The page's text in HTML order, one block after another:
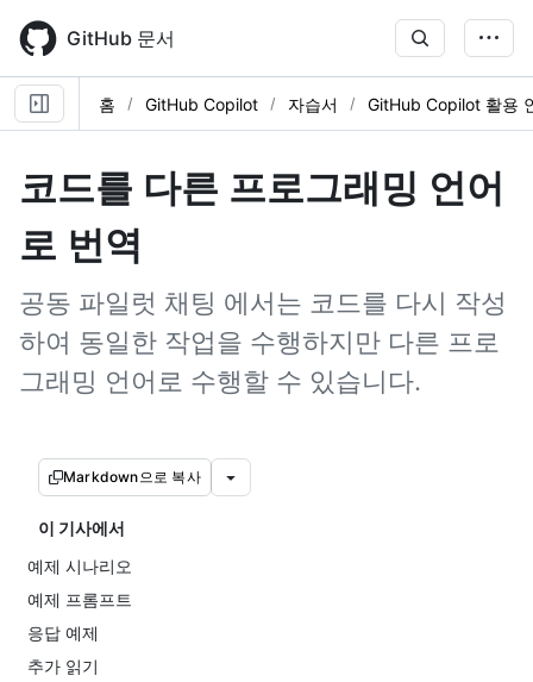
main
content
GitHub 문서
홈 GitHub Copilot 자습서 GitHub Copilot 활용
코드를 다른 프로그래밍 언어
로 번역
공동 파일럿 채팅 에서는 코드를 다시 작성
하여 동일한 작업을 수행하지만 다른 프로
그래밍 언어로 수행할 수 있습니다.
Markdown으로 복사
이 기사에서
예제 시나리오
예제 프롬프트
응답 예제
추가 읽기